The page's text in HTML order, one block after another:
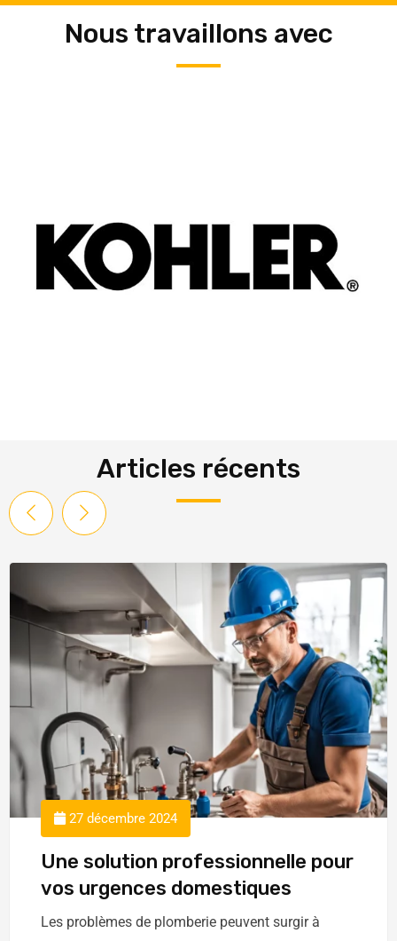
Nous travaillons avec
Articles récents
27 décembre 2024
Une solution professionnelle pour
vos urgences domestiques
Les problèmes de plomberie peuvent surgir à